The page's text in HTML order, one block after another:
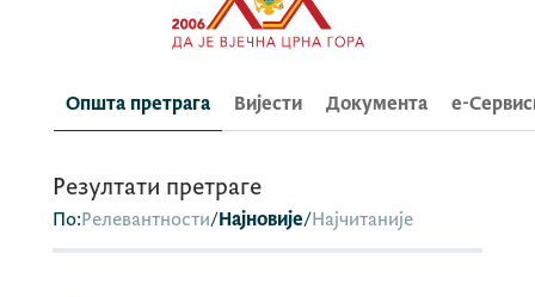
Општа претрага Вијести Документа e-
Резултати претраге
По:Релевантности/Најновије/Најчитаније